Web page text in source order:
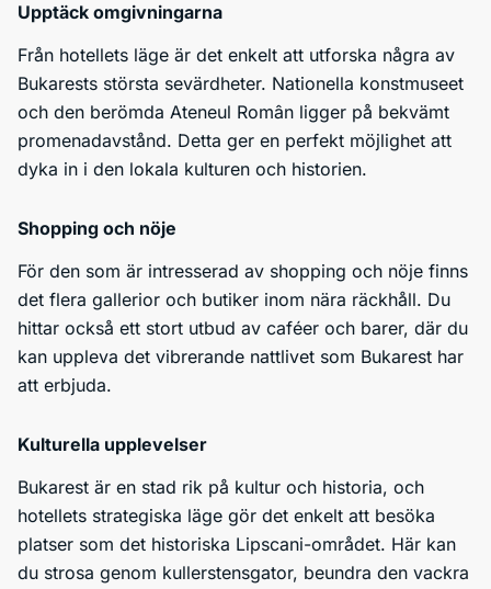
Upptäck omgivningarna
Från hotellets läge är det enkelt att utforska några av
Bukarests största sevärdheter. Nationella konstmuseet
och den berömda Ateneul Român ligger på bekvämt
promenadavstånd. Detta ger en perfekt möjlighet att
dyka in i den lokala kulturen och historien.
Shopping och nöje
För den som är intresserad av shopping och nöje finns
det flera gallerior och butiker inom nära räckhåll. Du
hittar också ett stort utbud av caféer och barer, där du
kan uppleva det vibrerande nattlivet som Bukarest har
att erbjuda.
Kulturella upplevelser
Bukarest är en stad rik på kultur och historia, och
hotellets strategiska läge gör det enkelt att besöka
platser som det historiska Lipscani-området. Här kan
du strosa genom kullerstensgator, beundra den vackra